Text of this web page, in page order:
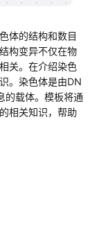
体的结构和数目
构变异不仅在物
关。在介绍染色
。染色体是由DN
的载体。模板将通
相关知识，帮助